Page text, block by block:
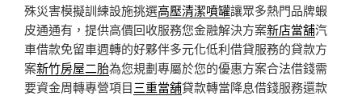
殊災害模擬訓練設施挑選高壓清潔噴罐讓眾多熱門品牌蝦
皮通通有，提供高價回收服務您金融解決方案新店當舖汽
車借款免留車週轉的好夥伴多元化低利借貸服務的貸款方
案新竹房屋二胎為您規劃專屬於您的優惠方案合法借錢需
要資金周轉專營項目三重當舖貸款轉當降息借錢服務還款